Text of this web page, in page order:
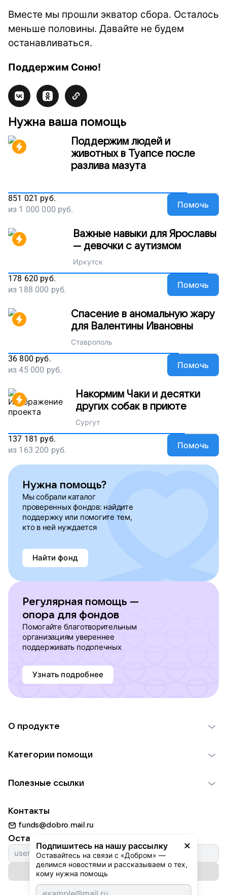
Вместе мы прошли экватор сбора. Осталось
меньше половины. Давайте не будем
останавливаться.
Поддержим Соню!
Нужна ваша помощь
Поддержим людей и
животных в Туапсе после
разлива мазута
851 021 руб.
из 1 000 000 руб. Помочь
Важные навыки для Ярославы
— девочки с аутизмом
Иркутск
178 620 руб.
из 188 000 руб. Помочь
Спасение в аномальную жару
для Валентины Ивановны
Ставрополь
36 800 руб.
из45 000 руб. Помочь
Накормим Чаки и десятки
других собак в приюте
Сургут
137 181 руб.
из 163 200 руб. Помочь
Нужна помощь?
Мы собрали каталог
проверенных фондов: найдите
поддержку или помогите тем,
кто в ней нуждается
Найти фонд
Регулярная помощь —
опора для фондов
Помогайте благотворительным
организациям увереннее
поддерживать подопечных
Узнать подробнее
Подпишитесь на нашу рассылку
Оставайтесь на связи с «Добром» —
делимся новостями и рассказываем о тех,
кому нужна помощь
О продукте
Использование материалов
Для НКО
Партнерам
Категории помощи
Пожилым
Животным
Природе
Культуре
Фондам
Полезные ссылки
Добрый день
Истории
Автоплатежи
Контакты
funds@dobro.mail.ru
Оставайтесь с нами
Подписаться на рассылку